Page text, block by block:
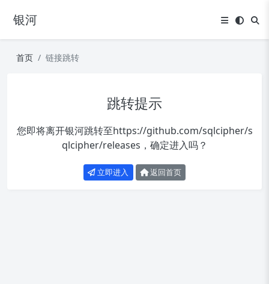
银河
首页 链接跳转
跳转提示
您即将离开银河跳转至https://github.com/sqlcipher/s
qlcipher/releases ，确定进入吗？
立即进入 返回首页